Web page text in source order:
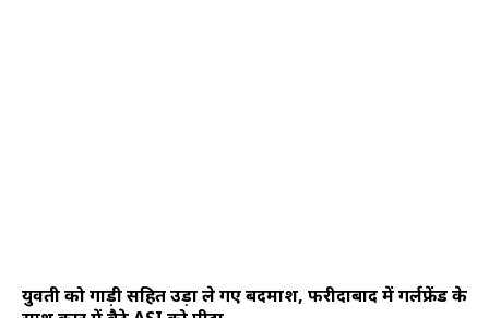
युवती को गाड़ी सहित उड़ा ले गए बदमाश, फरीदाबाद में गर्लफ्रेंड के